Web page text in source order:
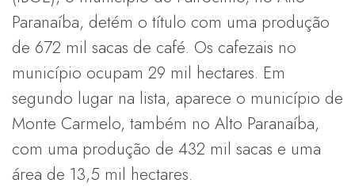
Paranaíba, detém o título com uma produção
de 672 mil sacas de café. Os cafezais no
município ocupam 29 mil hectares. Em
segundo lugar na lista, aparece o município de
Monte Carmelo, também no Alto Paranaíba,
com uma produção de 432 mil sacas e uma
área de 13,5 mil hectares.